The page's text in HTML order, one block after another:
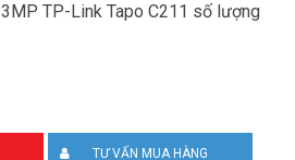
TP-Link Tapo C211 số lượng
TƯ VẤN MUA HÀNG